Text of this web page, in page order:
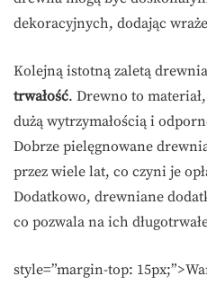
dekoracyjnych, dodając
Kolejną istotną zaletą
trwałość. Drewno to
dużą wytrzymałością i
Dobrze pielęgnowane
przez wiele lat, co czyni je
Dodatkowo, drewniane
co pozwala na ich
style=”margin-top: